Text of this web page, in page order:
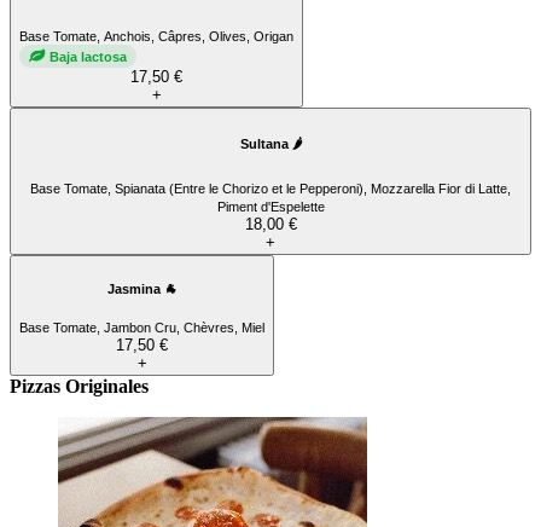
Base Tomate, Anchois, Câpres, Olives, Origan
Baja lactosa
17,50 €
+
Sultana 🌶️
Base Tomate, Spianata (Entre le Chorizo et le Pepperoni), Mozzarella Fior di Latte,
Piment d'Espelette
18,00 €
+
Jasmina 🐐
Base Tomate, Jambon Cru, Chèvres, Miel
17,50 €
+
Pizzas Originales